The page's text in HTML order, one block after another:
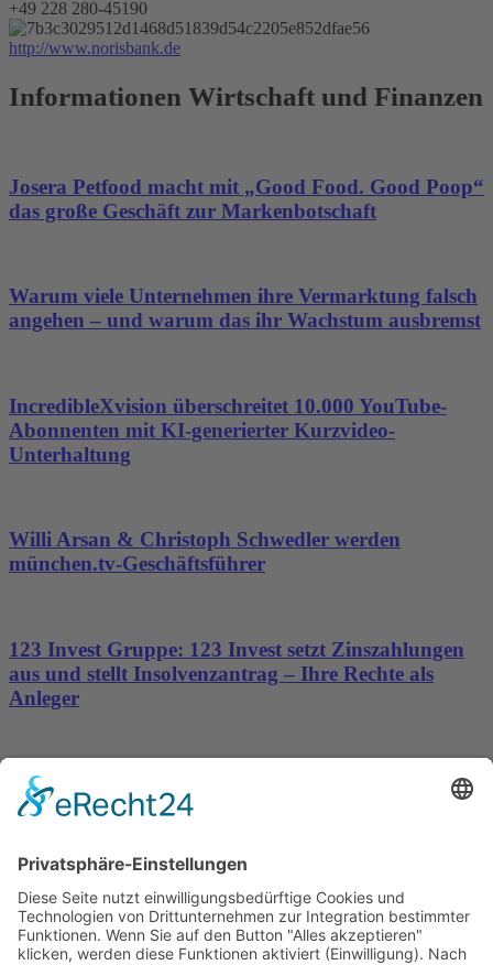
+49 228 280-45190
http://www.norisbank.de
Informationen Wirtschaft und Finanzen
Josera Petfood macht mit „Good Food. Good Poop“
das große Geschäft zur Markenbotschaft
Warum viele Unternehmen ihre Vermarktung falsch
angehen – und warum das ihr Wachstum ausbremst
IncredibleXvision überschreitet 10.000 YouTube-
Abonnenten mit KI-generierter Kurzvideo-
Unterhaltung
Willi Arsan & Christoph Schwedler werden
münchen.tv-Geschäftsführer
123 Invest Gruppe: 123 Invest setzt Zinszahlungen
aus und stellt Insolvenzantrag – Ihre Rechte als
Anleger
Dronus sichert sich 15 Millionen Dollar und treibt
den Aufbau autonomer Luftinfrastruktur voran
Wichtiges
Impressum
Datenschutz
Kooperation